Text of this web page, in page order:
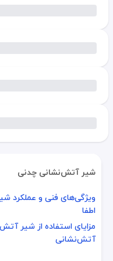
شیر آتش‌نشانی چدنی
ویژگی‌های فنی و عملکرد
ویژگی‌های فنی و عملکرد
اطفا
مزایای استفاده از شیر
آتش‌نشانی